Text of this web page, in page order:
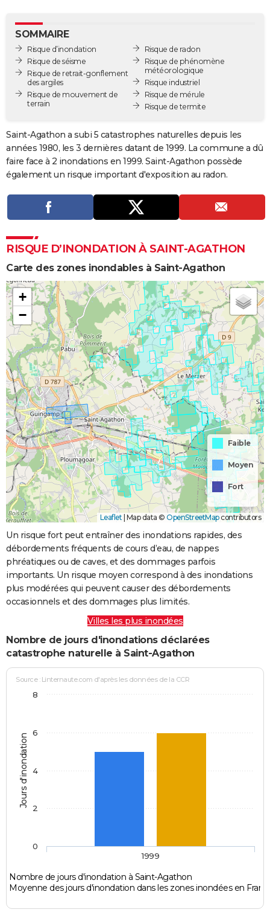
GUIDES D'ACHAT
BONS PLANS
CARTE DE VOEUX
Carte de Noël
Carte Bonne année
Carte Saint-Valentin
Carte Pâques
Carte d'anniversaire
Dictionnaire
Biographies
Citations
Expressions
Proverbes
PROGRAMME TV
COPAINS D'AVANT
SOMMAIRE
Risque d’inondation
Risque de séisme
Risque de retrait-gonflement
des argiles
Risque de mouvement de
terrain
Risque de radon
Risque de phénomène
météorologique
Risque industriel
Risque de mérule
Risque de termite
Saint-Agathon a subi 5 catastrophes naturelles depuis les
années 1980, les 3 dernières datant de 1999. La commune a dû
faire face à 2 inondations en 1999. Saint-Agathon possède
également un risque important d'exposition au radon.
RISQUE D’INONDATION À SAINT-AGATHON
Carte des zones inondables à Saint-Agathon
+
−
Faible
Moyen
Fort
Leaflet | Map data © OpenStreetMapcontributors
Un risque fort peut entraîner des inondations rapides, des
débordements fréquents de cours d’eau, de nappes
phréatiques ou de caves, et des dommages parfois
importants. Un risque moyen correspond à des inondations
plus modérées qui peuvent causer des débordements
occasionnels et des dommages plus limités.
Villes les plus inondées
Nombre de jours d'inondations déclarées
catastrophe naturelle à Saint-Agathon
Jours d'inondation
Source : Linternaute.com d'après les données de la CCR
Nombre de jours d'inondation à Saint-Agathon
Moyenne des jours d'inondation dans les zones inondées en
1999
0
2
4
6
8